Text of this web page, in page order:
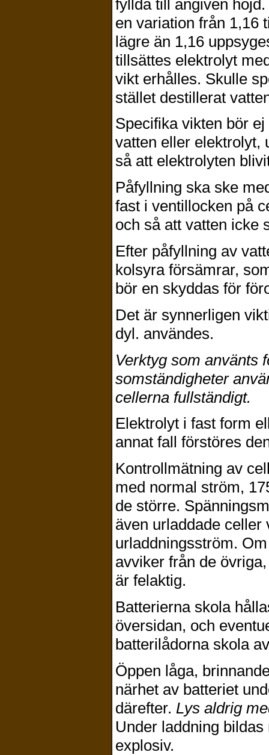
fyllda till angiven
en variation från 1,16
lägre än 1,16
tillsättes elektrolyt
vikt erhålles. Skulle
stället destillerat
Specifika vikten bör
vatten eller elektrolyt,
så att elektrolyten
Påfyllning ska ske
fast i ventillocken på
och så att vatten icke
Efter påfyllning av
kolsyra försämrar,
bör en skyddas för
Det är synnerligen
dyl. användes.
Verktyg som använts
somständigheter
cellerna fullständigt.
Elektrolyt i fast form
annat fall förstöres
Kontrollmätning av
med normal ström,
de större.
även urladdade celler
urladdningsström.
avviker från de
är felaktig.
Batterierna skola
översidan, och
batterilådorna skola
Öppen låga,
närhet av batteriet
därefter. Lys aldrig
Under laddning
explosiv.